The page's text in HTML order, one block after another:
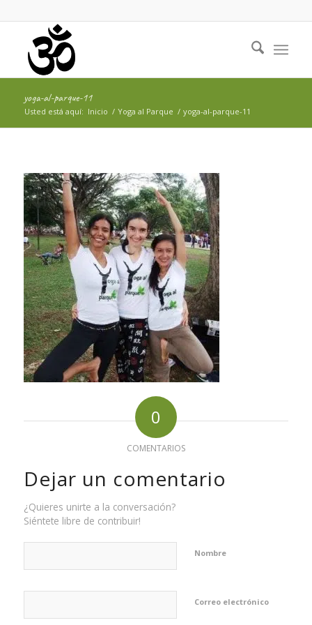
yoga-al-parque-11
Usted está aquí: Inicio / Yoga al Parque / yoga-al-parque-11
0
COMENTARIOS
Dejar un comentario
¿Quieres unirte a la conversación?
Siéntete libre de contribuir!
Nombre
Correo electrónico